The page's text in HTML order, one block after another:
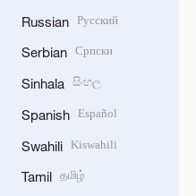
Russian Русский
Serbian Српски
Sinhala සිංහල
Spanish Español
Swahili Kiswahili
Tamil தமிழ்